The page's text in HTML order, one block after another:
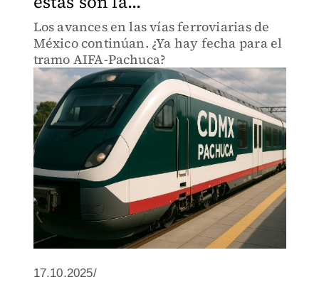
Los avances en las vías ferroviarias de
México continúan. ¿Ya hay fecha para el
tramo AIFA-Pachuca?
17.10.2025/